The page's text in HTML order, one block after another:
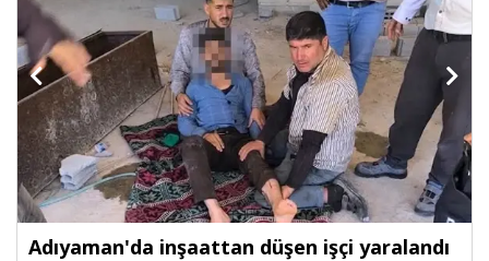
Adıyaman'da inşaattan düşen işçi yaralandı